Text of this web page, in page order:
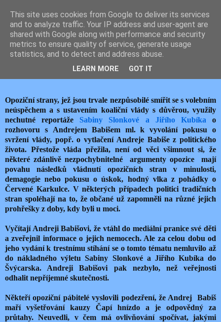
JEMELIK ZDENĚK
neděle 25. listopadu 2018
ÚLETY OPOZICE
Opoziční strany, jež jsou trvale nezpůsobilé smířit se s volebním
neúspěchem a s ustavením koaliční vlády s důvěrou, využily
nechutné reportáže Sabiny Slonkové a Jiřího Kubíkao
rozhovoru s Andrejem Babišem ml. k vyvolání pokusu o
svržení vlády, popř. o vytlačení Andreje Babiše z politického
života. Přestože vláda přežila, není od věci všimnout si, že
některé zdánlivě nezpochybnitelné argumenty opozice mají
povahu následků vládnutí opozičních stran v minulosti,
demagogie nebo pokusu o úskok, hodný vlka z pohádky o
Červené Karkulce. V některých případech politici tradičních
stran spoléhají na to, že občané už zapomněli na různé jejich
prohřešky z doby, kdy byli u moci.
Vyčítají Andreji Babišovi, že vtáhl do mediální pranice své děti
a zveřejnil informace o jejich nemocech. Ale za celou dobu od
jeho vydání k trestnímu stíhání se o tomto tématu nemluvilo až
do nákladného výletu Sabiny Slonkové a Jiřího Kubíka do
Švýcarska. Andreji Babišovi pak nezbylo, než veřejnosti
odhalit nepříjemné skutečnosti.
Někteří opoziční pábitelé vyslovili podezření, že Andrej
Babiš
maří vyšetřování kauzy Čapí hnízdo a je odpovědný za
průtahy. Neuvedli, v čem má ovlivňování spočívat, jakými
This site uses cookies from Google to deliver its services
and to analyze traffic. Your IP address and user-agent are
shared with Google along with performance and security
metrics to ensure quality of service, generate usage
statistics, and to detect and address abuse.
LEARN MORE GOT IT